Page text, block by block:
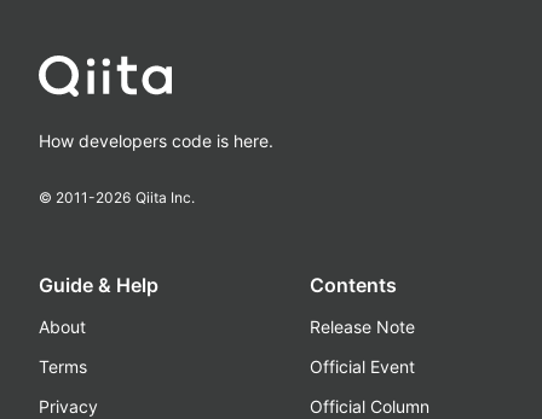
How developers code is here.
© 2011-2026 Qiita Inc.
Guide & Help
About
Terms
Privacy
Contents
Release Note
Official Event
Official Column